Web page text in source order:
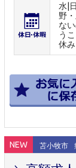
水|
野
な
う
休
NEW 苫小牧市